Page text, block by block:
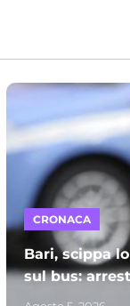
CRONACA
Bari, scippa
sul bus:
servizio e